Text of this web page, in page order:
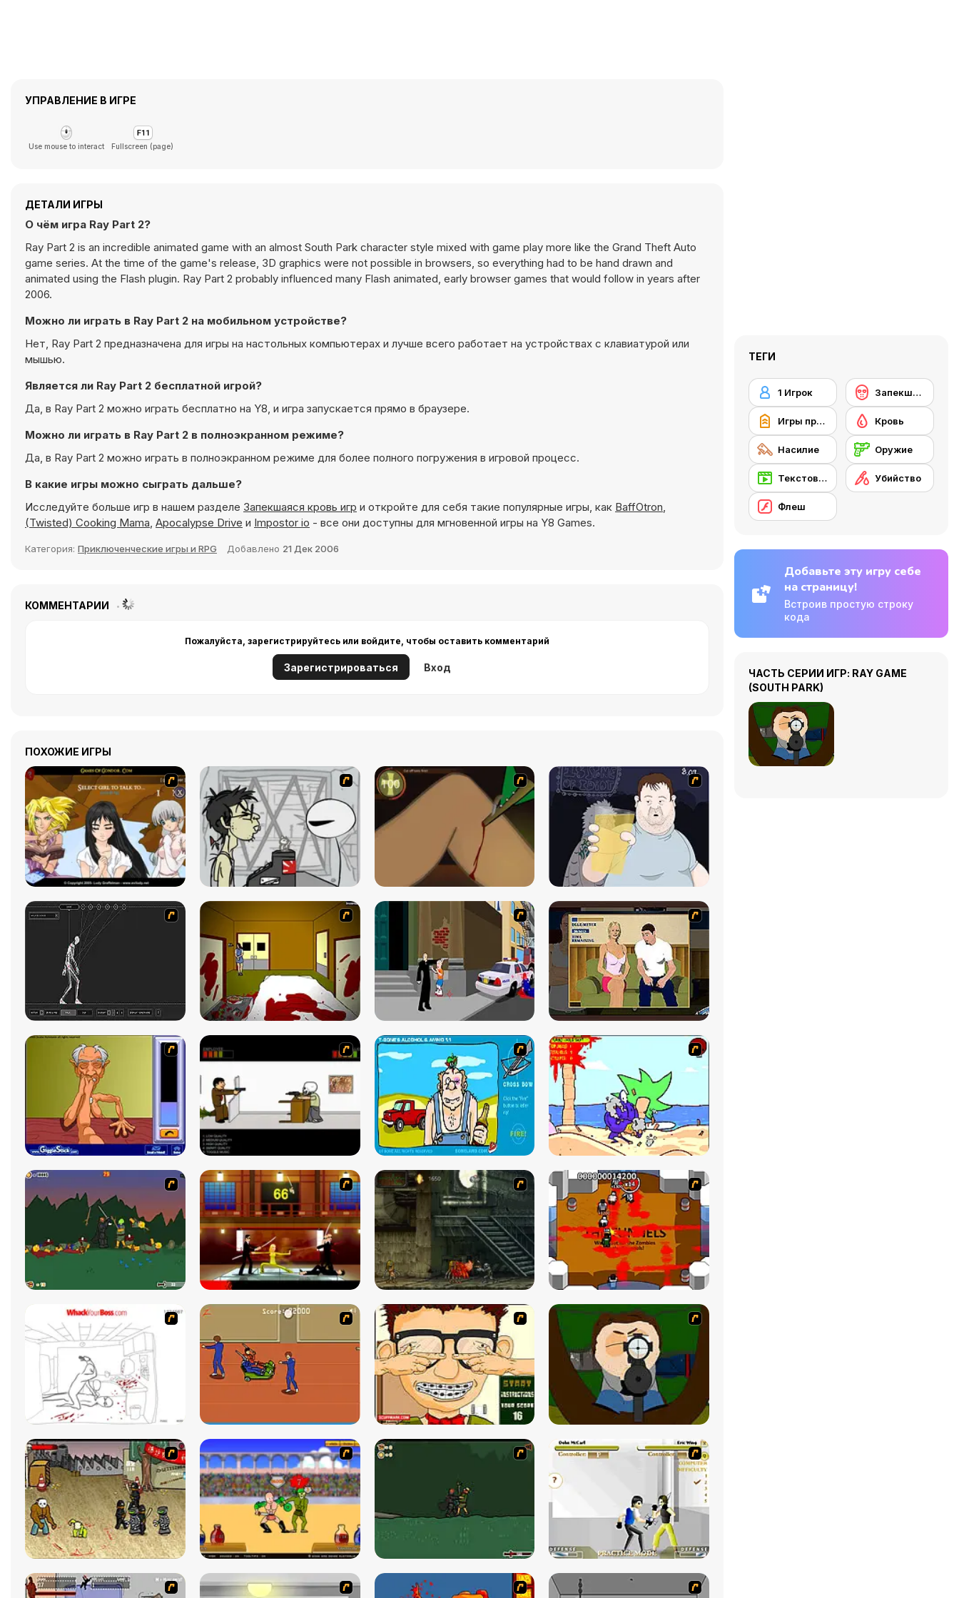
УПРАВЛЕНИЕ В ИГРЕ
Use mouse to interact Fullscreen (page)
ДЕТАЛИ ИГРЫ
О чём игра Ray Part 2?
Ray Part 2 is an incredible animated game with an almost South Park character style mixed with game play more like the Grand Theft Auto
game series. At the time of the game's release, 3D graphics were not possible in browsers, so everything had to be hand drawn and
animated using the Flash plugin. Ray Part 2 probably influenced many Flash animated, early browser games that would follow in years after
2006.
Можно ли играть в Ray Part 2 на мобильном устройстве?
Нет, Ray Part 2 предназначена для игры на настольных компьютерах и лучше всего работает на устройствах с клавиатурой или
мышью.
Является ли Ray Part 2 бесплатной игрой?
Да, в Ray Part 2 можно играть бесплатно на Y8, и игра запускается прямо в браузере.
Можно ли играть в Ray Part 2 в полноэкранном режиме?
Да, в Ray Part 2 можно играть в полноэкранном режиме для более полного погружения в игровой процесс.
В какие игры можно сыграть дальше?
Исследуйте больше игр в нашем разделе Запекшаяся кровь игр и откройте для себя такие популярные игры, как BaffOtron,
(Twisted) Cooking Mama, Apocalypse Drive и Impostor io - все они доступны для мгновенной игры на Y8 Games.
Категория: Приключенческие игры и RPG Добавлено 21 Дек 2006
КОММЕНТАРИИ
Пожалуйста, зарегистрируйтесь или войдите, чтобы оставить комментарий
Зарегистрироваться Вход
ПОХОЖИЕ ИГРЫ
ТЕГИ
1 Игрок Запекшаяся кровь
Игры про армию Кровь
Насилие Оружие
Текстовые квесты Убийство
Флеш
Добавьте эту игру себе
на страницу!
Встроив простую строку
кода
ЧАСТЬ СЕРИИ ИГР: RAY GAME
(SOUTH PARK)